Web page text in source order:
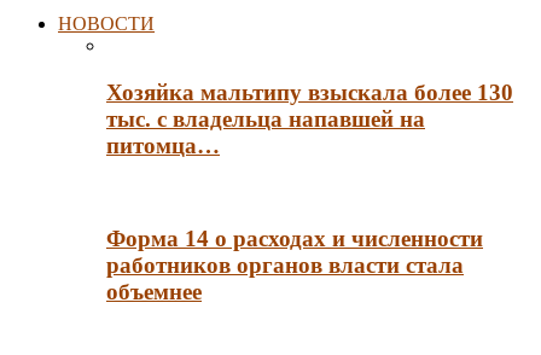
НОВОСТИ
Хозяйка мальтипу взыскала более 130
тыс. с владельца напавшей на
питомца…
Форма 14 о расходах и численности
работников органов власти стала
объемнее